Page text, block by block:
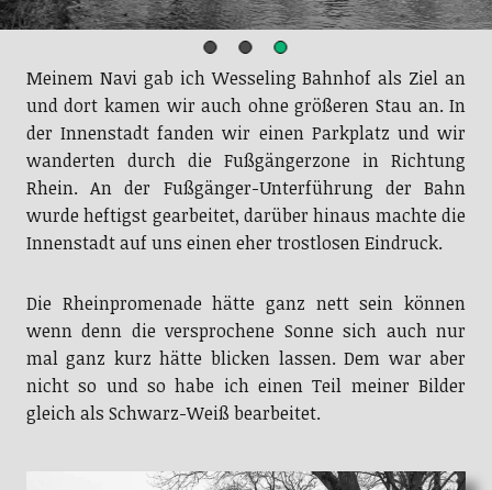
Meinem Navi gab ich Wesseling Bahnhof als Ziel an
und dort kamen wir auch ohne größeren Stau an. In
der Innenstadt fanden wir einen Parkplatz und wir
wanderten durch die Fußgängerzone in Richtung
Rhein. An der Fußgänger-Unterführung der Bahn
wurde heftigst gearbeitet, darüber hinaus machte die
Innenstadt auf uns einen eher trostlosen Eindruck.
Die Rheinpromenade hätte ganz nett sein können
wenn denn die versprochene Sonne sich auch nur
mal ganz kurz hätte blicken lassen. Dem war aber
nicht so und so habe ich einen Teil meiner Bilder
gleich als Schwarz-Weiß bearbeitet.